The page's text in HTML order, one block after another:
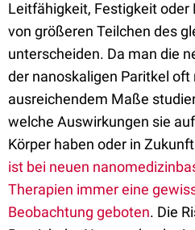
Leitfähigkeit, Festigkeit oder
von größeren Teilchen des
unterscheiden. Da man die
der nanoskaligen Paritkel
ausreichendem Maße
welche Auswirkungen sie
Körper haben oder in
ist bei neuen
Therapien immer eine
Beobachtung geboten. Die